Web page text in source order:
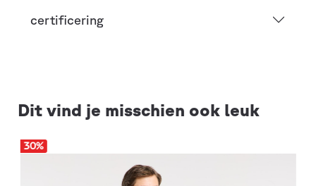
certificering
Dit vind je misschien ook leuk
30%